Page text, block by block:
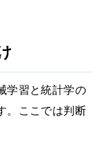
学習と統計学の
。ここでは判断